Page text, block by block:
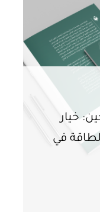
خيار
في